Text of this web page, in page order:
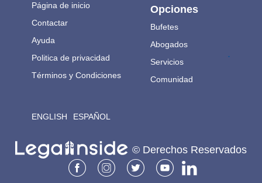
Página de inicio
Contactar
Ayuda
Politica de privacidad
Términos y Condiciones
ENGLISH ESPAÑOL
Opciones
Bufetes
Abogados
Servicios
Comunidad
.
© Derechos Reservados